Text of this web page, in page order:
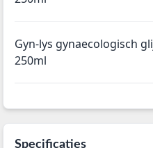
Gyn-lys gynaecologisch
250ml
Specificaties